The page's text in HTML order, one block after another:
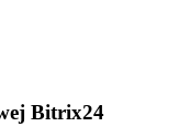
Bitrix24